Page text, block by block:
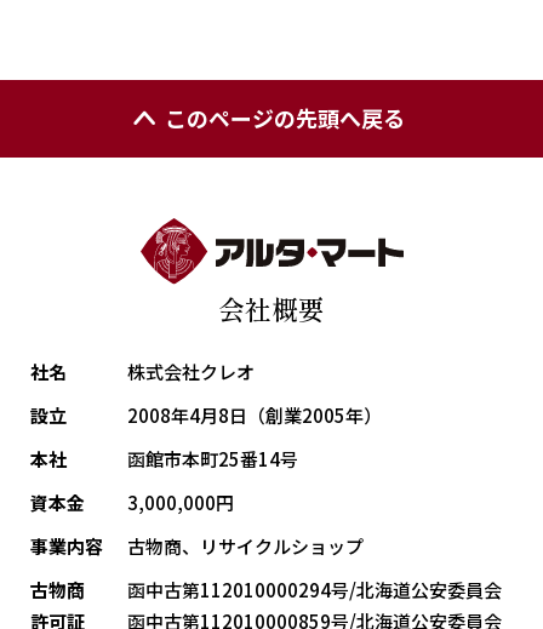
このページの先頭へ戻る
会社概要
社名
株式会社クレオ
設立
2008年4月8日（創業2005年）
本社
函館市本町25番14号
資本金
3,000,000円
事業内容
古物商、リサイクルショップ
古物商
許可証
函中古第112010000294号/北海道公安委員会
函中古第112010000859号/北海道公安委員会